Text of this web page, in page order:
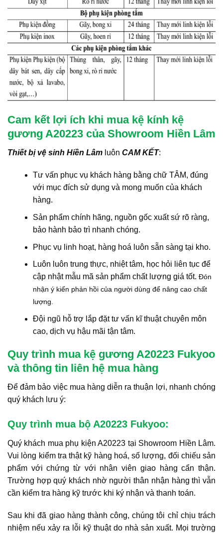
Cam kết lợi ích khi mua kệ kính kệ
gương A20223 của Showroom Hiền Lâm
Thiết bị vệ sinh Hiền Lâm luôn CAM KẾT:
Tư vấn phục vụ khách hàng bằng chữ TÂM, đúng
với mục đích sử dụng và mong muốn của khách
hàng.
Sản phẩm chính hãng, nguồn gốc xuất sứ rõ ràng,
bảo hành bảo trì nhanh chóng.
Phục vụ linh hoạt, hàng hoá luôn sẵn sàng tại kho.
Luôn luôn trung thực, nhiệt tâm, học hỏi liên tục để
cập nhật mẫu mã sản phẩm chất lượng giá tốt. Đón
nhận ý kiến phản hồi của người dùng để nâng cao chất
lượng.
Đội ngũ hỗ trợ lắp đặt tư vấn kĩ thuật chuyên môn
cao, dịch vụ hậu mãi tận tâm.
Quy trình mua kệ gương A20223 Fukyoo
và thông tin liên hệ mua hàng
Để đảm bảo việc mua hàng diễn ra thuận lợi, nhanh chóng
quý khách lưu ý:
Quy trình mua bộ A20223 Fukyoo:
Quý khách mua phụ kiện A20223 tại Showroom Hiền Lâm.
Vui lòng kiểm tra thật kỹ hàng hoá, số lượng, đối chiếu sản
phẩm với chứng từ với nhân viên giao hàng cẩn thận.
Trường hợp quý khách nhờ người thân nhận hàng thì vẫn
cần kiểm tra hàng kỹ trước khi ký nhận và thanh toán.
Sau khi đã giao hàng thành công, chúng tôi chỉ chịu trách
nhiệm nếu xảy ra lỗi kỹ thuật do nhà sản xuất. Mọi trường